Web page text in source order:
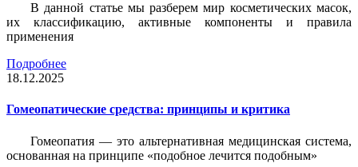
В данной статье мы разберем мир косметических масок,
их классификацию, активные компоненты и правила
применения
Подробнее
18.12.2025
Гомеопатические средства: принципы и критика
Гомеопатия — это альтернативная медицинская система,
основанная на принципе «подобное лечится подобным»